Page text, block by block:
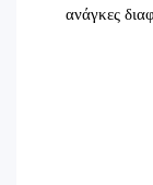
ανάγκες